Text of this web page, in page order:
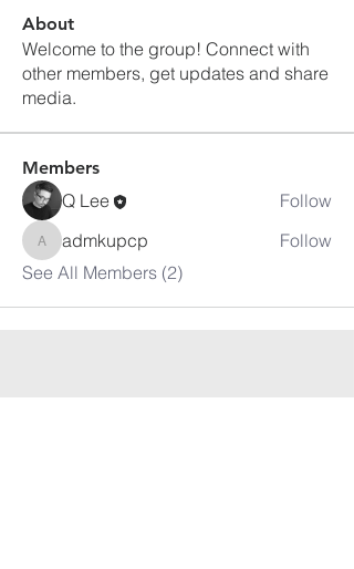
About
Welcome to the group! Connect with
other members, get updates and share
media.
Members
Q Lee Follow
admkupcp
admkupcp
Follow
See All Members (2)